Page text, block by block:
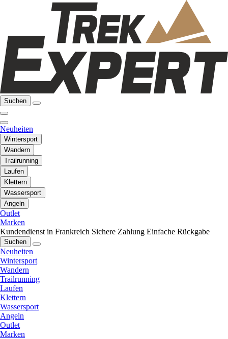
Suchen
Neuheiten
Wintersport
Wandern
Trailrunning
Laufen
Klettern
Wassersport
Angeln
Outlet
Marken
Kundendienst in Frankreich Sichere Zahlung Einfache Rückgabe
Suchen
Neuheiten
Wintersport
Wandern
Trailrunning
Laufen
Klettern
Wassersport
Angeln
Outlet
Marken